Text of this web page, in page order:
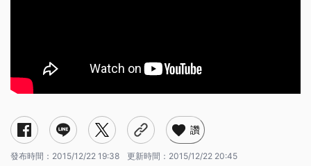
讚
發布時間： 2015/12/22 19:38 更新時間： 2015/12/22 20:45